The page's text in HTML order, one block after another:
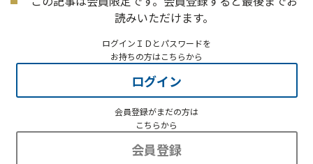
読みいただけます。
ログインＩＤとパスワードを
お持ちの方はこちらから
ログイン
会員登録がまだの方は
こちらから
会員登録